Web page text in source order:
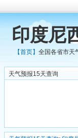
印度尼
【首页】全国各省市天
天气预报15天查询